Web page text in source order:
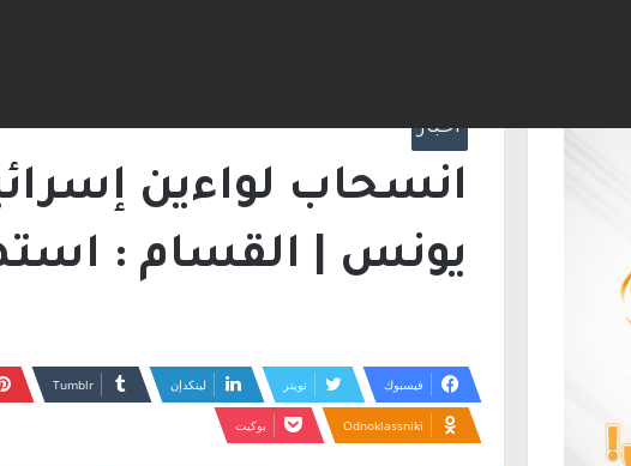
أخبار
انسحاب لواءين
يونس | القسام : استهدفنا 4
فيسبوك تويتر لينكدإن
Odnoklassniki بوكيت